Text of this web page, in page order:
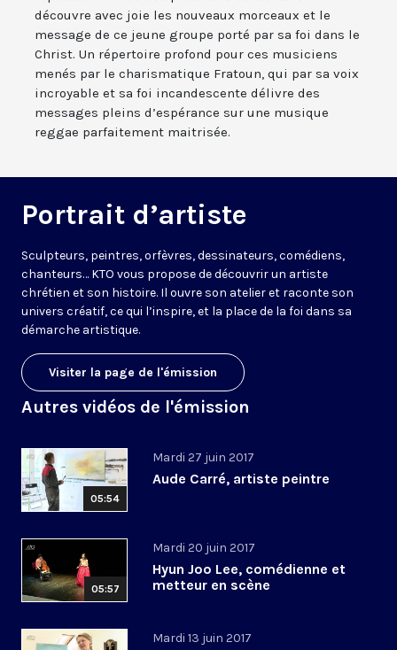
découvre avec joie les nouveaux morceaux et le
message de ce jeune groupe porté par sa foi dans le
Christ. Un répertoire profond pour ces musiciens
menés par le charismatique Fratoun, qui par sa voix
incroyable et sa foi incandescente délivre des
messages pleins d’espérance sur une musique
reggae parfaitement maitrisée.
Portrait d’artiste
Sculpteurs, peintres, orfèvres, dessinateurs, comédiens,
chanteurs… KTO vous propose de découvrir un artiste
chrétien et son histoire. Il ouvre son atelier et raconte son
univers créatif, ce qui l’inspire, et la place de la foi dans sa
démarche artistique.
Visiter la page de l'émission
Autres vidéos de l'émission
05:54
Mardi 27 juin 2017
Aude Carré, artiste peintre
05:57
Mardi 20 juin 2017
Hyun Joo Lee, comédienne et
metteur en scène
Mardi 13 juin 2017